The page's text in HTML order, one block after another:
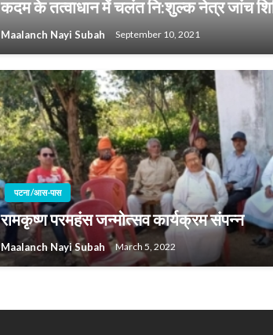
कदम के तत्वाधान में चलंत नि:शुल्क नेत्र जांच
Maalanch Nayi Subah September 10, 2021
पटना /आस-पास
रामकृष्ण परमहंस जन्मोत्सव कार्यक्रम संपन्न
Maalanch Nayi Subah March 5, 2022